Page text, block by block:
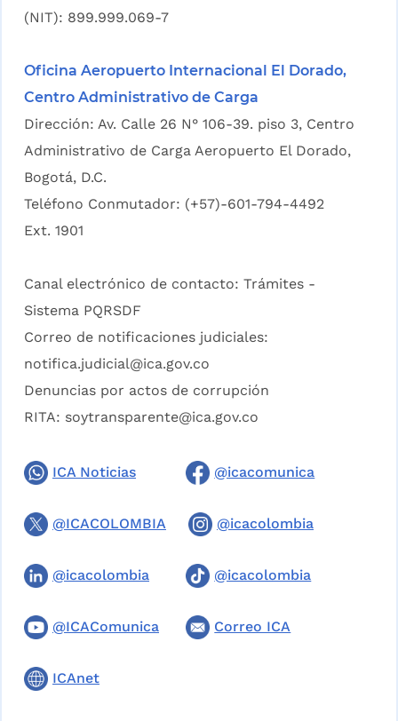
(NIT): 899.999.069-7
Oficina Aeropuerto Internacional El Dorado,
Centro Administrativo de Carga
Dirección: Av. Calle 26 N° 106-39. piso 3, Centro
Administrativo de Carga Aeropuerto El Dorado,
Bogotá, D.C.
Teléfono Conmutador: (+57)-601-794-4492
Ext. 1901
Canal electrónico de contacto: Trámites -
Sistema PQRSDF
Correo de notificaciones judiciales:
notifica.judicial@ica.gov.co
Denuncias por actos de corrupción
RITA: soytransparente@ica.gov.co
ICA Noticias @icacomunica
@ICACOLOMBIA @icacolombia
@icacolombia @icacolombia
@ICAComunica Correo ICA
ICAnet